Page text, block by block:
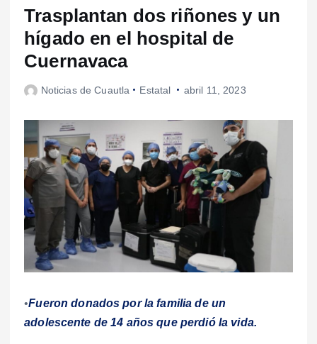
Trasplantan dos riñones y un
hígado en el hospital de
Cuernavaca
Noticias de Cuautla Estatal abril 11, 2023
•Fueron donados por la familia de un
adolescente de 14 años que perdió la vida.